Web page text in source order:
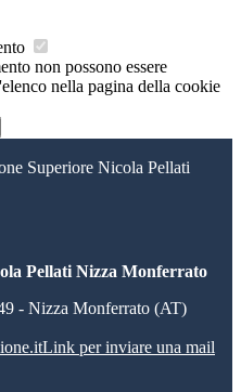
non possono essere
nella pagina della cookie
Superiore Nicola Pellati
Pellati Nizza Monferrato
- Nizza Monferrato (AT)
Link per inviare una mail